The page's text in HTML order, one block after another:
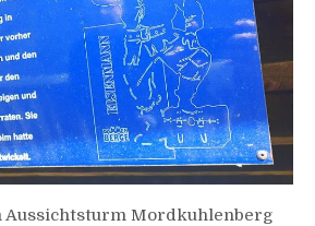
Aussichtsturm Mordkuhlenberg